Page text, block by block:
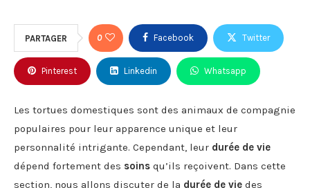
PARTAGER 0 Facebook Twitter
Pinterest Linkedin Whatsapp
Les tortues domestiques sont des animaux de compagnie
populaires pour leur apparence unique et leur
personnalité intrigante. Cependant, leur durée de vie
dépend fortement des soins qu’ils reçoivent. Dans cette
section, nous allons discuter de la durée de vie des